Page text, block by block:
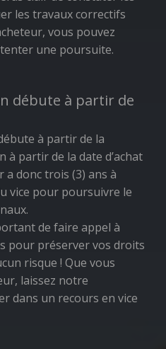
les travaux correctifs
vous pouvez
une poursuite.
débute à partir de
à partir de la
à partir de la date d’achat
a donc trois (3) ans à
vice pour poursuivre le
de faire appel à
pour préserver vos droits
risque ! Que vous
laissez notre
dans un recours en vice